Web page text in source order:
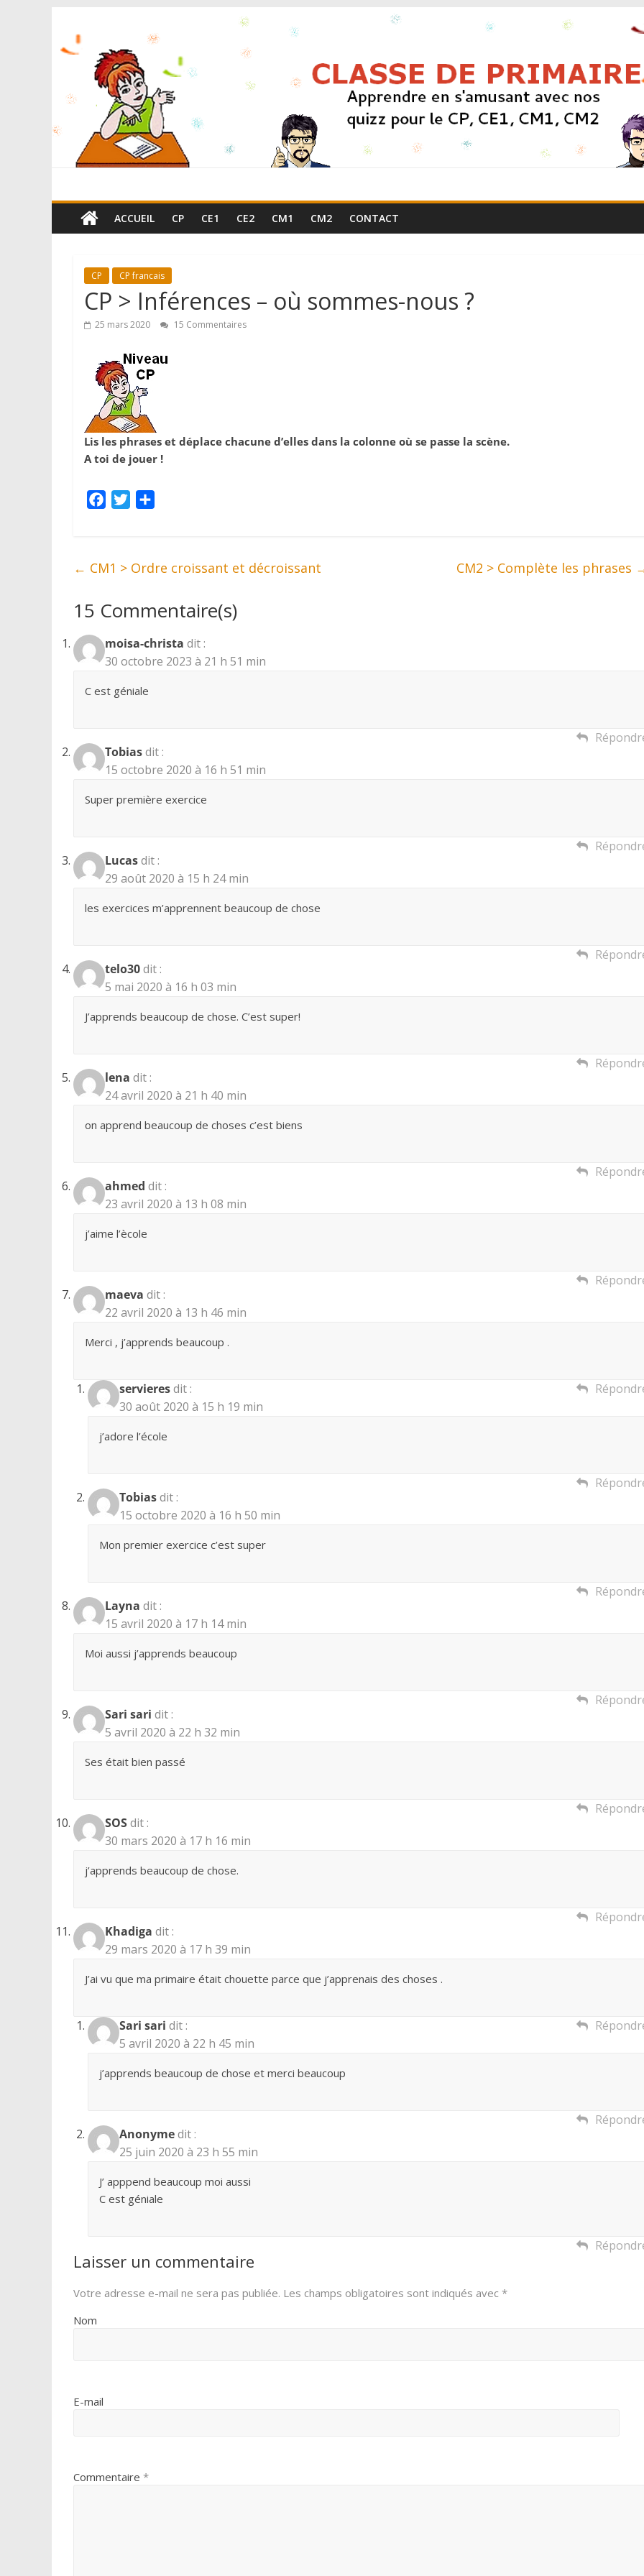
ACCUEIL CP CE1 CE2 CM1 CM2 CONTACT
CP CP francais
CP > Inférences – où sommes-nous ?
25 mars 2020 15 Commentaires
Lis les phrases et déplace chacune d’elles dans la colonne où se passe la scène.
A toi de jouer !
b
o
t
r
a
e
← CM1 > Ordre croissant et décroissant CM2 > Complète les phrases
15 Commentaire(s)
moisa-christa dit :
30 octobre 2023 à 21 h 51 min
C est géniale
Tobiasdit :
15 octobre 2020 à 16 h 51 min
Super première exercice
Lucasdit :
29 août 2020 à 15 h 24 min
les exercices m’apprennent beaucoup de chose
telo30dit :
5 mai 2020 à 16 h 03 min
J’apprends beaucoup de chose. C’est super!
lena dit :
24 avril 2020 à 21 h 40 min
on apprend beaucoup de choses c’est biens
ahmed dit :
23 avril 2020 à 13 h 08 min
j’aime l’ècole
maeva dit :
22 avril 2020 à 13 h 46 min
Merci , j’apprends beaucoup .
servieresdit :
30 août 2020 à 15 h 19 min
j’adore l’école
Tobiasdit :
15 octobre 2020 à 16 h 50 min
Mon premier exercice c’est super
Layna dit :
15 avril 2020 à 17 h 14 min
Moi aussi j’apprends beaucoup
Sari sari dit :
5 avril 2020 à 22 h 32 min
Ses était bien passé
SOSdit :
30 mars 2020 à 17 h 16 min
j’apprends beaucoup de chose.
Khadiga dit :
29 mars 2020 à 17 h 39 min
J’ai vu que ma primaire était chouette parce que j’apprenais des choses .
Sari sari dit :
5 avril 2020 à 22 h 45 min
j’apprends beaucoup de chose et merci beaucoup
Anonymedit :
25 juin 2020 à 23 h 55 min
J’ apppend beaucoup moi aussi
C est géniale
Laisser un commentaire
Votre adresse e-mail ne sera pas publiée. Les champs obligatoires sont indiqués avec *
Nom
E-mail
Commentaire *